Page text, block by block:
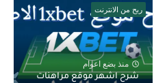
ربح من الانترنت
منذ بضع اعوام
شرح اشهر موقع مراهنات